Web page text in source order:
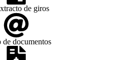
de giros
de documentos